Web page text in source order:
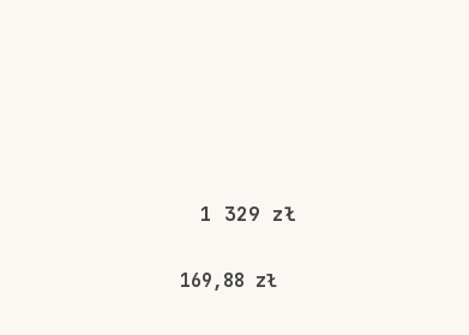
1 329 zł
169,88 zł